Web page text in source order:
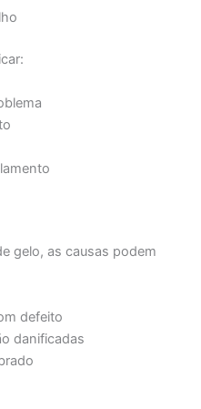
gelo, as causas podem
defeito
danificadas